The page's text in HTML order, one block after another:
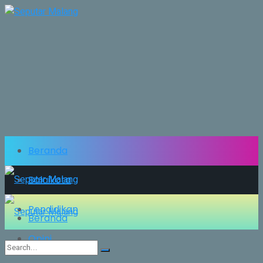
Beranda
Balaikota
Pendidikan
Opini
Beranda
Balaikota